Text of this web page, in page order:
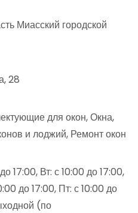
Миасский городской
28
для окон, Окна,
и лоджий, Ремонт окон
17:00, Вт: с 10:00 до 17:00,
до 17:00, Пт: с 10:00 до
(по